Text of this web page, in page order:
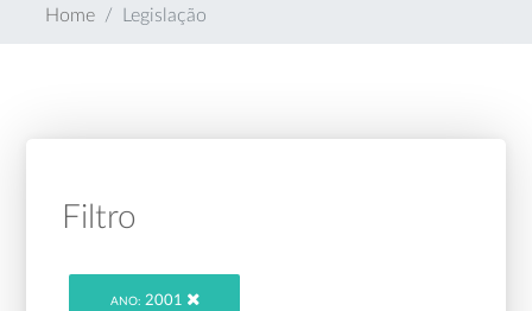
Home Legislação
Filtro
ANO: 2001